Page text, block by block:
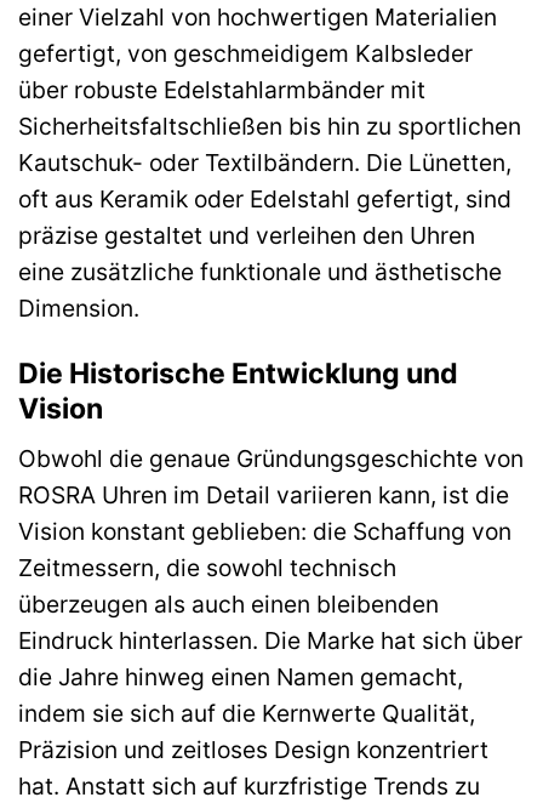
einer Vielzahl von hochwertigen Materialien
gefertigt, von geschmeidigem Kalbsleder
über robuste Edelstahlarmbänder mit
Sicherheitsfaltschließen bis hin zu sportlichen
Kautschuk- oder Textilbändern. Die Lünetten,
oft aus Keramik oder Edelstahl gefertigt, sind
präzise gestaltet und verleihen den Uhren
eine zusätzliche funktionale und ästhetische
Dimension.
Die Historische Entwicklung und
Vision
Obwohl die genaue Gründungsgeschichte von
ROSRA Uhren im Detail variieren kann, ist die
Vision konstant geblieben: die Schaffung von
Zeitmessern, die sowohl technisch
überzeugen als auch einen bleibenden
Eindruck hinterlassen. Die Marke hat sich über
die Jahre hinweg einen Namen gemacht,
indem sie sich auf die Kernwerte Qualität,
Präzision und zeitloses Design konzentriert
hat. Anstatt sich auf kurzfristige Trends zu